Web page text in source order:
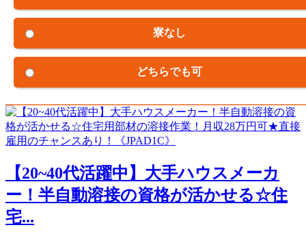
寮なし
どちらでも可
【20~40代活躍中】大手ハウスメーカ
ー！半自動溶接の資格が活かせる☆住
宅...